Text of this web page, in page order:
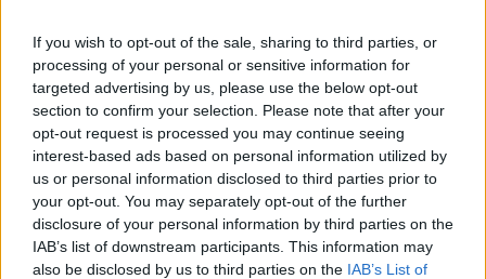
If you wish to opt-out of the sale, sharing to third parties, or
processing of your personal or sensitive information for
targeted advertising by us, please use the below opt-out
section to confirm your selection. Please note that after your
opt-out request is processed you may continue seeing
interest-based ads based on personal information utilized by
us or personal information disclosed to third parties prior to
your opt-out. You may separately opt-out of the further
disclosure of your personal information by third parties on the
IAB’s list of downstream participants. This information may
also be disclosed by us to third parties on the IAB’s List of
Σχετικά Άρθρα